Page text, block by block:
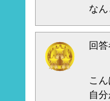
な
回答
こん
自